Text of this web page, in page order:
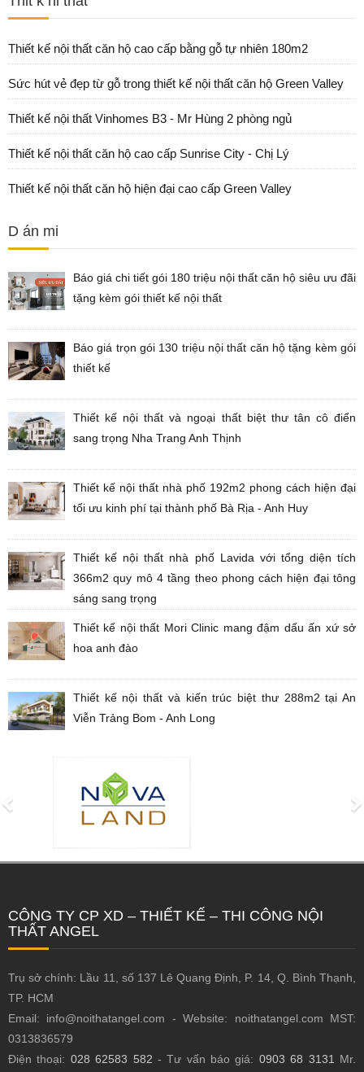
Thiết kế nội thất căn hộ cao cấp bằng gỗ tự nhiên 180m2
Sức hút vẻ đẹp từ gỗ trong thiết kế nội thất căn hộ Green Valley
Thiết kế nội thất Vinhomes B3 - Mr Hùng 2 phòng ngủ
Thiết kế nội thất căn hộ cao cấp Sunrise City - Chị Lý
Thiết kế nội thất căn hộ hiện đại cao cấp Green Valley
D án mi
Báo giá chi tiết gói 180 triệu nội thất căn hộ siêu ưu đãi
tặng kèm gói thiết kế nội thất
Báo giá trọn gói 130 triệu nội thất căn hộ tặng kèm gói
thiết kế
Thiết kế nội thất và ngoại thất biệt thư tân cô điển
sang trọng Nha Trang Anh Thịnh
Thiết kế nội thất nhà phố 192m2 phong cách hiện đại
tối ưu kinh phí tại thành phố Bà Rịa - Anh Huy
Thiết kế nội thất nhà phố Lavida với tổng diện tích
366m2 quy mô 4 tầng theo phong cách hiện đại tông
sáng sang trọng
Thiết kế nội thất Mori Clinic mang đậm dấu ấn xứ sở
hoa anh đào
Thiết kế nội thất và kiến trúc biệt thư 288m2 tại An
Viễn Trảng Bom - Anh Long
CÔNG TY CP XD – THIẾT KẾ – THI CÔNG NỘI
THẤT ANGEL
Trụ sở chính: Lầu 11, số 137 Lê Quang Định, P. 14, Q. Bình Thạnh,
TP. HCM
Email: info@noithatangel.com - Website: noithatangel.com MST:
0313836579
Điện thoại: 028 62583 582 - Tư vấn báo giá: 0903 68 3131 Mr.